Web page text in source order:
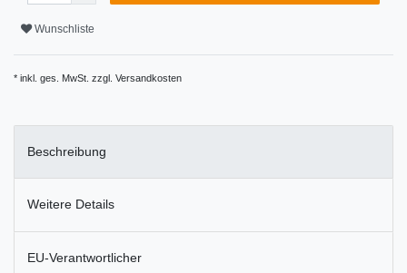
Wunschliste
* inkl. ges. MwSt. zzgl. Versandkosten
Beschreibung
Weitere Details
EU-Verantwortlicher